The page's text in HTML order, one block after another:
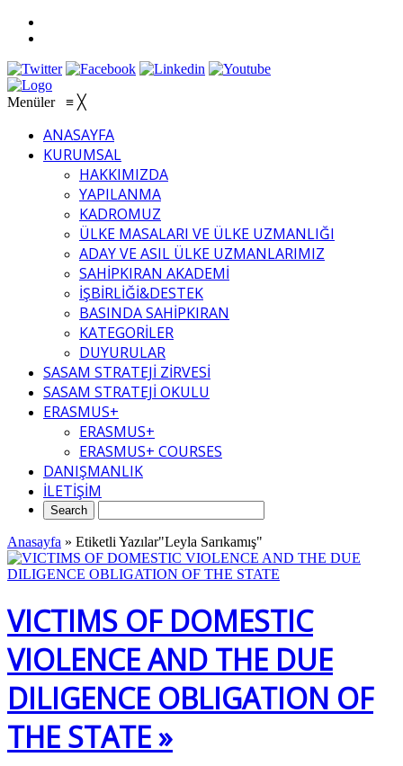
Menüler ≡ ╳
ANASAYFA
KURUMSAL
HAKKIMIZDA
YAPILANMA
KADROMUZ
ÜLKE MASALARI VE ÜLKE UZMANLIĞI
ADAY VE ASIL ÜLKE UZMANLARIMIZ
SAHİPKIRAN AKADEMİ
İŞBİRLİĞİ&DESTEK
BASINDA SAHİPKIRAN
KATEGORİLER
DUYURULAR
SASAM STRATEJİ ZİRVESİ
SASAM STRATEJİ OKULU
ERASMUS+
ERASMUS+
ERASMUS+ COURSES
DANIŞMANLIK
İLETİŞİM
Anasayfa » Etiketli Yazılar"Leyla Sarıkamış"
VICTIMS OF DOMESTIC
VIOLENCE AND THE DUE
DILIGENCE OBLIGATION OF
THE STATE »